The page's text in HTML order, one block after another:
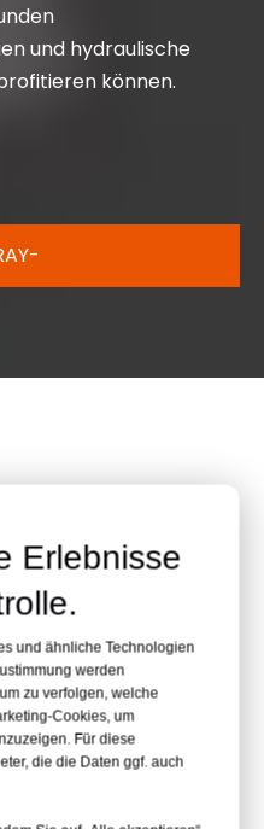
Erlebnisse
und ähnliche Technologien
werden
zu verfolgen, welche
Cookies, um
Für diese
die die Daten ggf. auch
und hydraulische
können.
Ihr
für